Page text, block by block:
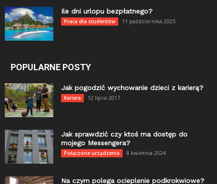
Ile dni urlopu bezpłatnego?
Praca dla studentów 11 października 2025
POPULARNE POSTY
Jak pogodzić wychowanie dzieci z karierą?
Kariera 12 lipca 2017
Jak sprawdzić czy ktoś ma dostęp do
mojego Messengera?
Połączone urządzenia 8 kwietnia 2024
Na czym polega ocieplenie podkrokwiowe?